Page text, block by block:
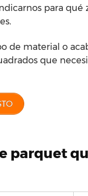
para qué
de material o
que
parquet